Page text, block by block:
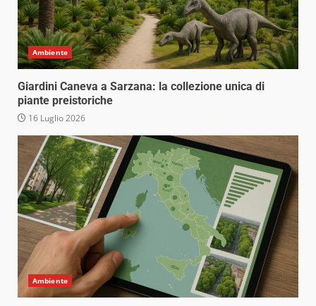
Ambiente
Giardini Caneva a Sarzana: la collezione unica di
piante preistoriche
16 Luglio 2026
Ambiente